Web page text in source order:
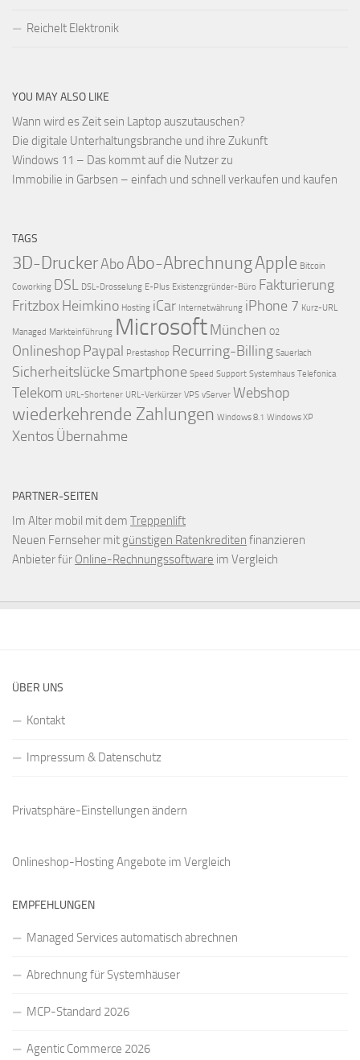
Reichelt Elektronik
YOU MAY ALSO LIKE
Wann wird es Zeit sein Laptop auszutauschen?
Die digitale Unterhaltungsbranche und ihre Zukunft
Windows 11 – Das kommt auf die Nutzer zu
Immobilie in Garbsen – einfach und schnell verkaufen und kaufen
TAGS
3D-DruckerAboAbo-AbrechnungApple Bitcoin
Coworking DSL DSL-Drosselung E-Plus Existenzgründer-Büro Fakturierung
Fritzbox Heimkino Hosting iCar Internetwährung iPhone 7 Kurz-URL
Managed Markteinführung Microsoft München O2
Onlineshop Paypal Prestashop Recurring-Billing Sauerlach
Sicherheitslücke Smartphone Speed Support Systemhaus Telefonica
Telekom URL-Shortener URL-Verkürzer VPS vServer Webshop
wiederkehrende Zahlungen Windows 8.1 Windows XP
XentosÜbernahme
PARTNER-SEITEN
Im Alter mobil mit dem Treppenlift
Neuen Fernseher mit günstigen Ratenkrediten finanzieren
Anbieter für Online-Rechnungssoftware im Vergleich
ÜBER UNS
Kontakt
Impressum & Datenschutz
Privatsphäre-Einstellungen ändern
Onlineshop-Hosting Angebote im Vergleich
EMPFEHLUNGEN
Managed Services automatisch abrechnen
Abrechnung für Systemhäuser
MCP-Standard 2026
Agentic Commerce 2026